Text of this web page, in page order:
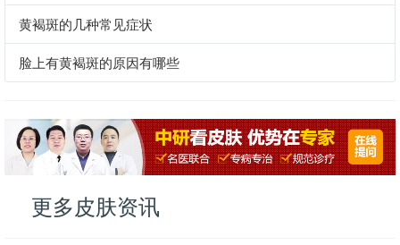
黄褐斑的几种常见症状
脸上有黄褐斑的原因有哪些
更多皮肤资讯